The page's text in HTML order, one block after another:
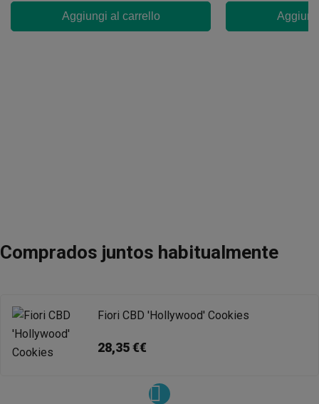
Aggiungi al carrello
Comprados juntos habitualmente
Fiori CBD 'Hollywood' Cookies
28,35 €€